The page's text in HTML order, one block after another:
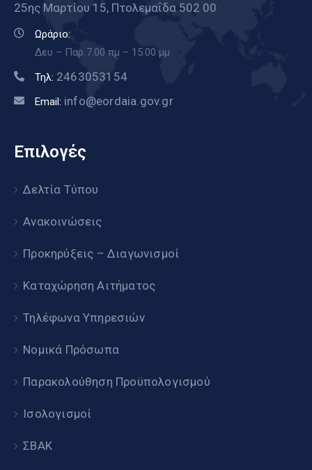
25ης Μαρτίου 15, Πτολεμαΐδα 502 00
Ωράριο:
Δευ – Παρ 7.00 πμ – 15.00 μμ
Τηλ: 2463053154
Email: info@eordaia.gov.gr
Επιλογές
Δελτία Τύπου
Ανακοινώσεις
Προκηρύξεις – Διαγωνισμοί
Καταχώρηση Αιτήματος
Τηλέφωνα Υπηρεσιών
Νομικά Πρόσωπα
Παρακολούθηση Προϋπολογισμού
Ισολογισμοί
ΣΒΑΚ